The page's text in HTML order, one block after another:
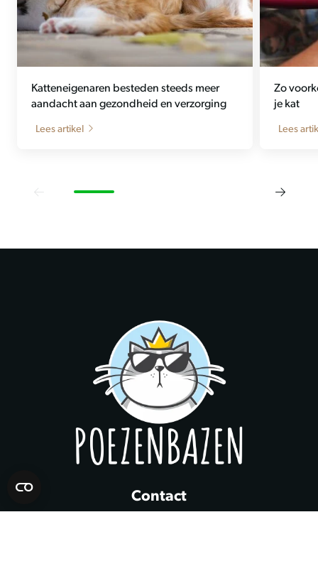
Katteneigenaren besteden steeds meer
aandacht aan gezondheid en verzorging
Lees artikel
Zo
je kat
Lees
Contact